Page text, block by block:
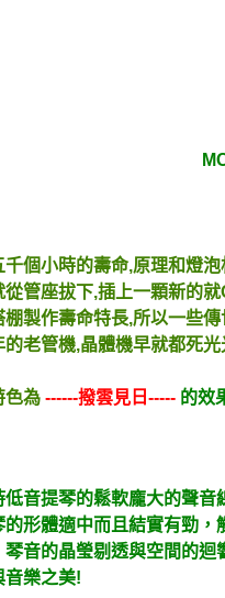
千個小時的壽命,原理和燈
從管座拔下,插上一顆新的就
棚製作壽命特長,所以一些
的老管機,晶體機早就都死光
色為 ------撥雲見日----- 的效
低音提琴的鬆軟龐大的聲
的形體適中而且結實有勁
琴音的晶瑩剔透與空間的
音樂之美!